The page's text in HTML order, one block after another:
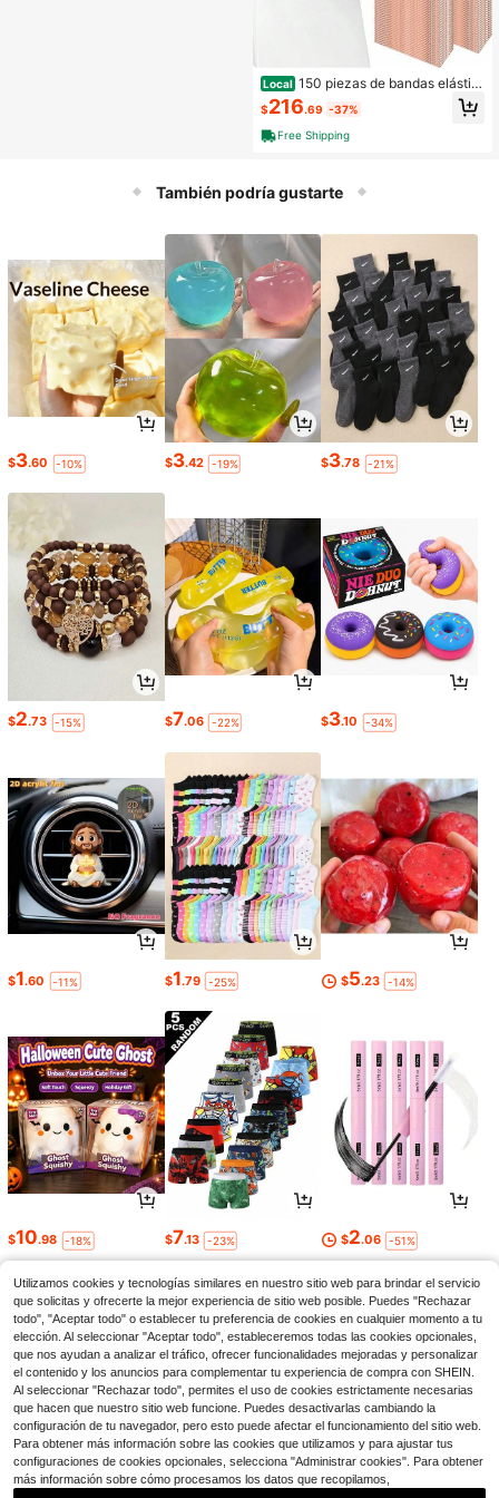
Local 150 piezas de bandas elástic
as para cubrir sillas con lazos de es
tilo spandex y deslizador, decoracio
nes universales para bodas, fiestas,
eventos, ceremonias y banquetes
$216.69 -37%
Free Shipping
También podría gustarte
$3.60 -10% $3.42 -19% $3.78 -21%
$2.73 -15% $7.06 -22% $3.10 -34%
$1.60 -11% $1.79 -25% $5.23 -14%
$10.98 -18% $7.13 -23% $2.06 -51%
Utilizamos cookies y tecnologías similares en nuestro sitio web para brindar el servicio
que solicitas y ofrecerte la mejor experiencia de sitio web posible. Puedes "Rechazar
todo", "Aceptar todo" o establecer tu preferencia de cookies en cualquier momento a tu
elección. Al seleccionar "Aceptar todo", estableceremos todas las cookies opcionales,
que nos ayudan a analizar el tráfico, ofrecer funcionalidades mejoradas y personalizar
el contenido y los anuncios para complementar tu experiencia de compra con SHEIN.
Al seleccionar "Rechazar todo", permites el uso de cookies estrictamente necesarias
que hacen que nuestro sitio web funcione. Puedes desactivarlas cambiando la
configuración de tu navegador, pero esto puede afectar el funcionamiento del sitio web.
Para obtener más información sobre las cookies que utilizamos y para ajustar tus
configuraciones de cookies opcionales, selecciona "Administrar cookies". Para obtener
más información sobre cómo procesamos los datos que recopilamos,